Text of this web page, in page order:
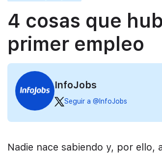
4 cosas que
primer empleo
InfoJobs
Seguir a @InfoJobs
Nadie nace sabiendo y, por ello,